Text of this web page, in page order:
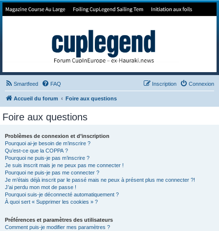
Forum de Cup In Europe
Smartfeed FAQ Connexion
Inscription
Accueil du forum Foire aux questions
Foire aux questions
Problèmes de connexion et d’inscription
Pourquoi ai-je besoin de m’inscrire ?
Qu’est-ce que la COPPA ?
Pourquoi ne puis-je pas m’inscrire ?
Je suis inscrit mais je ne peux pas me connecter !
Pourquoi ne puis-je pas me connecter ?
Je m’étais déjà inscrit par le passé mais ne peux à présent plus me connecter ?!
J’ai perdu mon mot de passe !
Pourquoi suis-je déconnecté automatiquement ?
À quoi sert « Supprimer les cookies » ?
Préférences et paramètres des utilisateurs
Comment puis-je modifier mes paramètres ?